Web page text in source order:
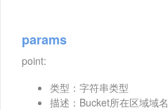
params
point:
类型：字符串类型
描述：Bucket所在区域域名